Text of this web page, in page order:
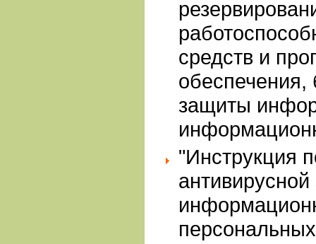
средств и
обеспечения,
защиты
"Инструкция